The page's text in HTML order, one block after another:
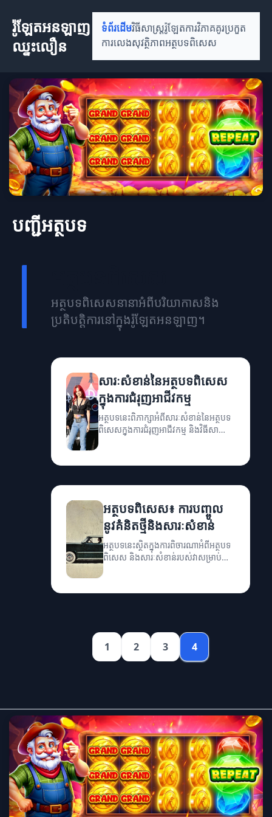
រ៉ូឡែតអនឡាញ
ឈ្នះលឿន
ទំព័រដើមវិធីសាស្រ្តរ៉ូឡែតការវិភាគគូរប្រកួត
ការលេងសុវត្ថិភាពអត្ថបទពិសេស
បញ្ជីអត្ថបទ
អត្ថបទពិសេសនានាអំពីបរិយាកាសនិង
ប្រតិបត្តិការនៅក្នុងរ៉ូឡែតអនឡាញ។
សារៈសំខាន់នៃអត្ថបទពិសេស
ក្នុងការជំរុញអាជីវកម្ម
អត្ថបទនេះពិភាក្សាអំពីសារៈសំខាន់នៃអត្ថបទ
ពិសេសក្នុងការជំរុញអាជីវកម្ម និងវិធីសាស្រ្ត
អត្ថបទពិសេស៖ ការបញ្ចូល
នូវគំនិតថ្មីនិងសារៈសំខាន់
អត្ថបទនេះស្ថិតក្នុងការពិចារណាអំពីអត្ថបទ
ពិសេស និងសារៈសំខាន់របស់វាសម្រាប់ក្រុម
ហ៊ុន។
1 2 3 4